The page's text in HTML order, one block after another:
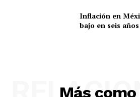
Inflación en
bajo en seis años
Más